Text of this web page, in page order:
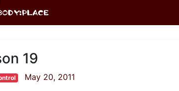
19
May 20, 2011